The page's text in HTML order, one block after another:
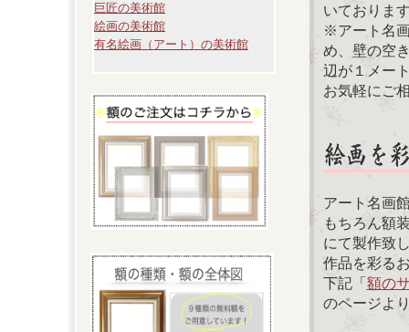
巨匠の美術館
絵画の美術館
有名絵画（アート）の美術館
いておりま
※アート名
め、壁の空
辺が１メー
お気軽にご
アート名画
もちろん額
にて製作致
作品を彩る
下記「額の
のページよ